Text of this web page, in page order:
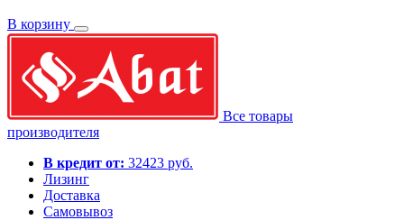
В корзину
Все товары
производителя
В кредит от: 32423 руб.
Лизинг
Доставка
Самовывоз